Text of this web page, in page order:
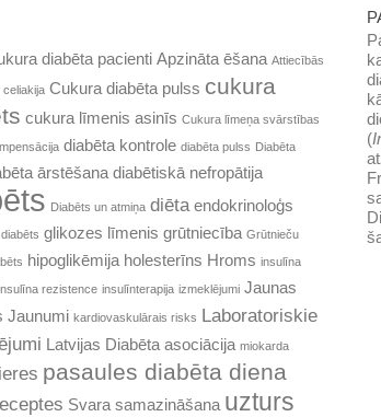
diabēta pacienti Apzināta ēšana Attiecībās
celiakija Cukura diabēta pulss cukura
cukura līmenis asinīs Cukura līmeņa svārstības
diabēta kontrole diabēta pulss Diabēta
ārstēšana diabētiskā nefropātija
Diabēts un atmiņa diēta endokrinoloģs
glikozes līmenis grūtniecība Grūtnieču
hipoglikēmija holesterīns Hroms insulīna
rezistence insulīnterapija izmeklējumi Jaunas
Jaunumi kardiovaskulārais risks Laboratoriskie
Latvijas Diabēta asociācija miokarda
pasaules diabēta diena
Svara samazināšana uzturs
(